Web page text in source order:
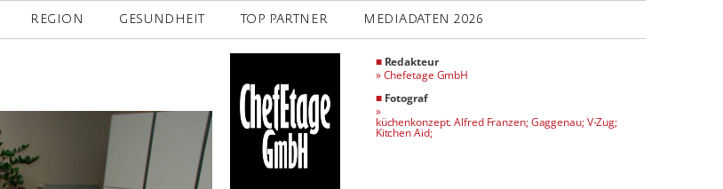
REGION GESUNDHEIT TOP PARTNER MEDIADATEN 2026
■Redakteur
»Chefetage GmbH
■Fotograf
»
küchenkonzept. Alfred Franzen; Gaggenau; V-Zug;
Kitchen Aid;